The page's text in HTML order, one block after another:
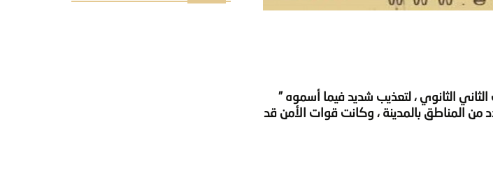
الثانوي ، لتعذيب شديد فيما أسموه ”
من المناطق بالمدينة ، وكانت قوات الأمن قد